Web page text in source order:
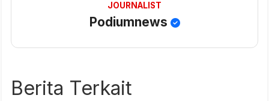
JOURNALIST
Podiumnews
Berita Terkait